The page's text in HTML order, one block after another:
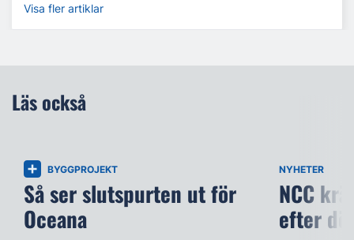
Visa fler artiklar
Läs också
BYGGPROJEKT
Så ser slutspurten ut för
Oceana
NYHETER
NCC
efter